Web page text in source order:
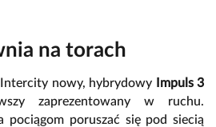
na torach
nowy, hybrydowy
Impuls 3
zaprezentowany w ruchu.
pociągom poruszać się pod siecią